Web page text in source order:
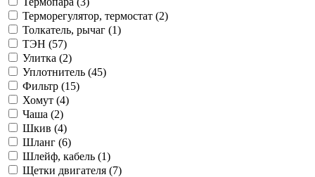
Терморегулятор, термостат (2)
Толкатель, рычаг (1)
ТЭН (57)
Улитка (2)
Уплотнитель (45)
Фильтр (15)
Хомут (4)
Чаша (2)
Шкив (4)
Шланг (6)
Шлейф, кабель (1)
Щетки двигателя (7)